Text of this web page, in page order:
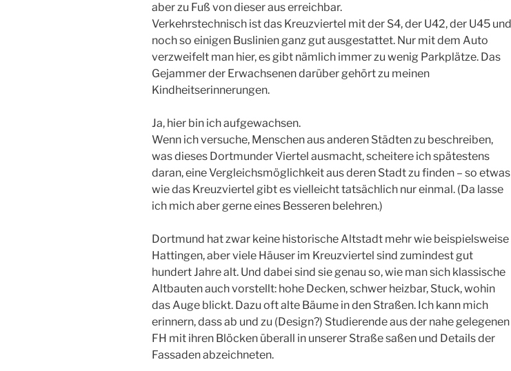
aber zu Fuß von dieser aus erreichbar.
Verkehrstechnisch ist das Kreuzviertel mit der S4, der U42, der U45 und
noch so einigen Buslinien ganz gut ausgestattet. Nur mit dem Auto
verzweifelt man hier, es gibt nämlich immer zu wenig Parkplätze. Das
Gejammer der Erwachsenen darüber gehört zu meinen
Kindheitserinnerungen.
Ja, hier bin ich aufgewachsen.
Wenn ich versuche, Menschen aus anderen Städten zu beschreiben,
was dieses Dortmunder Viertel ausmacht, scheitere ich spätestens
daran, eine Vergleichsmöglichkeit aus deren Stadt zu finden – so etwas
wie das Kreuzviertel gibt es vielleicht tatsächlich nur einmal. (Da lasse
ich mich aber gerne eines Besseren belehren.)
Dortmund hat zwar keine historische Altstadt mehr wie beispielsweise
Hattingen, aber viele Häuser im Kreuzviertel sind zumindest gut
hundert Jahre alt. Und dabei sind sie genau so, wie man sich klassische
Altbauten auch vorstellt: hohe Decken, schwer heizbar, Stuck, wohin
das Auge blickt. Dazu oft alte Bäume in den Straßen. Ich kann mich
erinnern, dass ab und zu (Design?) Studierende aus der nahe gelegenen
FH mit ihren Blöcken überall in unserer Straße saßen und Details der
Fassaden abzeichneten.